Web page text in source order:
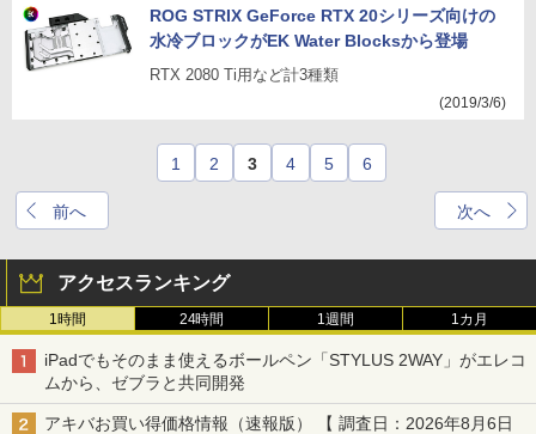
ROG STRIX GeForce RTX 20シリーズ向けの
水冷ブロックがEK Water Blocksから登場
RTX 2080 Ti用など計3種類
(2019/3/6)
前へ
1 2 3 4 5 6
次へ
アクセスランキング
1時間 24時間 1週間 1カ月
iPadでもそのまま使えるボールペン「STYLUS 2WAY」がエレコ
ムから、ゼブラと共同開発
アキバお買い得価格情報（速報版） 【 調査日：2026年8月6日